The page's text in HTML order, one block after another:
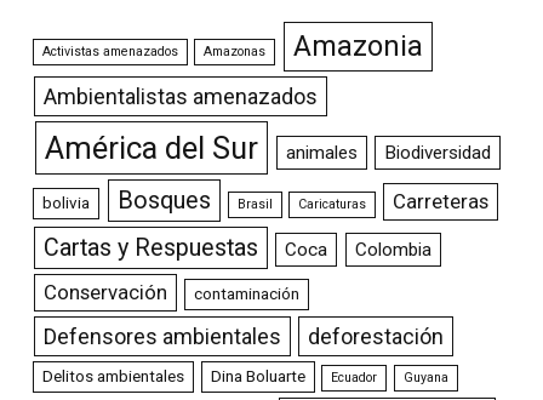
Activistas amenazados Amazonas Amazonia
Ambientalistas amenazados
América del Sur animales Biodiversidad
bolivia Bosques Brasil Caricaturas Carreteras
Cartas y Respuestas Coca Colombia
Conservación contaminación
Defensores ambientales deforestación
Delitos ambientales Dina Boluarte Ecuador Guyana